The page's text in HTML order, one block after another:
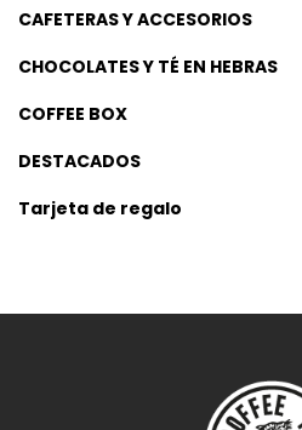
CAFETERAS Y ACCESORIOS
CHOCOLATES Y TÉ EN HEBRAS
COFFEE BOX
DESTACADOS
Tarjeta de regalo